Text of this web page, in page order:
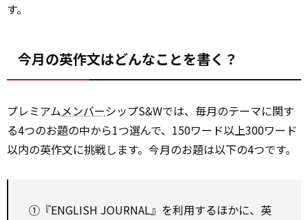
す。
今月の英作文はどんなことを書く？
プレミアムメンバーシップS&Wでは、毎月のテーマに関す
る4つのお題の中から1つ選んで、150ワード以上300ワード
以内の英作文に挑戦します。今月のお題は以下の4つです。
①『ENGLISH JOURNAL』を利用するほかに、英